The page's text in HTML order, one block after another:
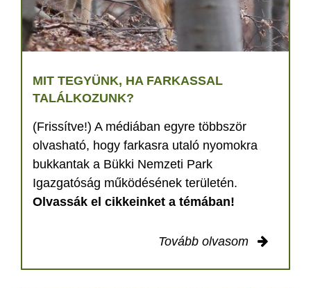
MIT TEGYÜNK, HA FARKASSAL
TALÁLKOZUNK?
(Frissítve!) A médiában egyre többször
olvasható, hogy farkasra utaló nyomokra
bukkantak a Bükki Nemzeti Park
Igazgatóság működésének területén.
Olvassák el cikkeinket a témában!
Tovább olvasom